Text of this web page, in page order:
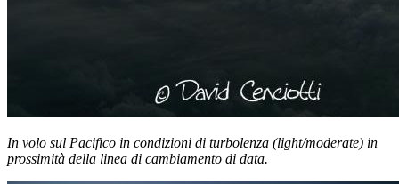
In volo sul Pacifico in condizioni di turbolenza (light/moderate) in
prossimità della linea di cambiamento di data.